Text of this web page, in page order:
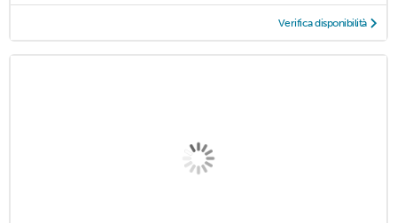
Verifica disponibilità